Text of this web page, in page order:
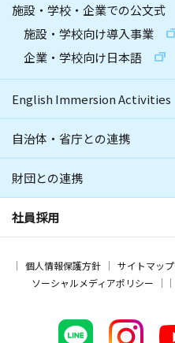
施設・学校・企業での公文式
施設・学校向け導入事業
企業・学校向け日本語
English Immersion Activities
自治体・省庁との連携
財団との連携
社員採用
個人情報保護方針 サイトマップ
ソーシャルメディアポリシー